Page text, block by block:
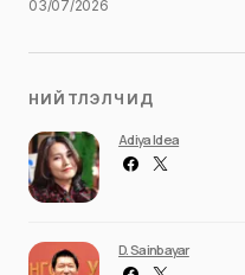
03/07/2026
НИЙТЛЭЛЧИД
Adiya Idea
D. Sainbayar